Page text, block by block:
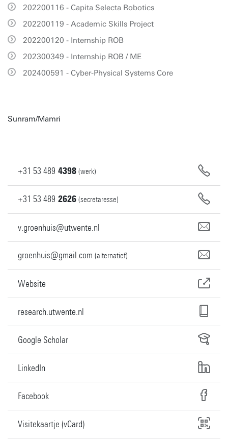
202200116 - Capita Selecta Robotics
202200119 - Academic Skills Project
202200120 - Internship ROB
202300349 - Internship ROB / ME
202400591 - Cyber-Physical Systems Core
Sunram/Mamri
+31 53 489 4398 (werk)
+31 53 489 2626 (secretaresse)
v.groenhuis@utwente.nl
groenhuis@gmail.com (alternatief)
Website
research.utwente.nl
Google Scholar
LinkedIn
Facebook
Visitekaartje (vCard)